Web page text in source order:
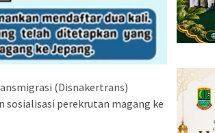
(Disnakertrans)
sosialisasi perekrutan magang ke